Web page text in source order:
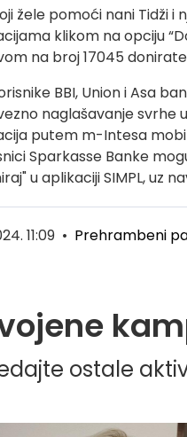
žele pomoći nani Tidži
klikom na opciju
na broj 17045
BBI, Union i Asa
naglašavanje svrhe
putem m-Intesa
Sparkasse Banke
u aplikaciji SIMPL, uz
11:09 • Prehrambeni
ostale